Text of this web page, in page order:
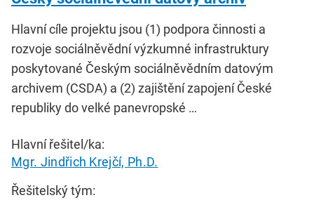
Hlavní cíle projektu jsou (1) podpora činnosti a
rozvoje sociálněvědní výzkumné infrastruktury
poskytované Českým sociálněvědním datovým
archivem (CSDA) a (2) zajištění zapojení České
republiky do velké panevropské …
Hlavní řešitel/ka:
Mgr. Jindřich Krejčí, Ph.D.
Řešitelský tým: